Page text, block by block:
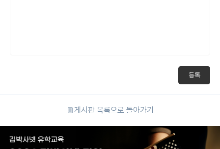
등록
게시판 목록으로 돌아가기